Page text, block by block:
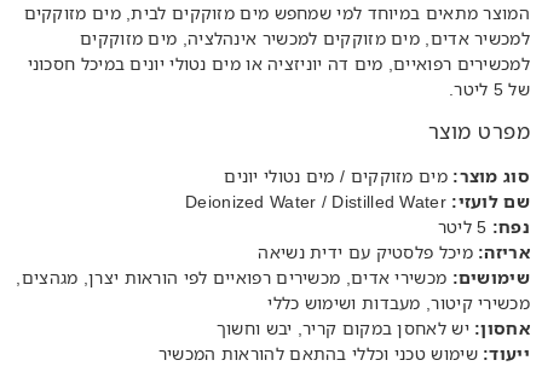
המוצר מתאים במיוחד למי שמחפש מים מזוקקים לבית, מים מזוקקים
למכשיר אדים, מים מזוקקים למכשיר אינהלציה, מים מזוקקים
למכשירים רפואיים, מים דה יוניזציה או מים נטולי יונים במיכל חסכוני
של 5 ליטר.
מפרט מוצר
סוג מוצר: מים מזוקקים / מים נטולי יונים
שם לועזי: Deionized Water / Distilled Water
נפח:
אריזה: מיכל פלסטיק עם ידית נשיאה
שימושים: מכשירי אדים, מכשירים רפואיים לפי הוראות יצרן, מגהצים,
מכשירי קיטור, מעבדות ושימוש כללי
אחסון: יש לאחסן במקום קריר, יבש וחשוך
ייעוד: שימוש טכני וכללי בהתאם להוראות המכשיר